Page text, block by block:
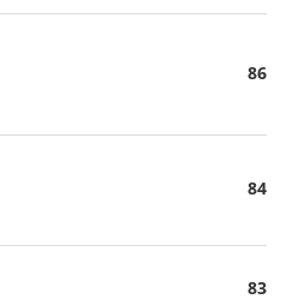
86
84
83